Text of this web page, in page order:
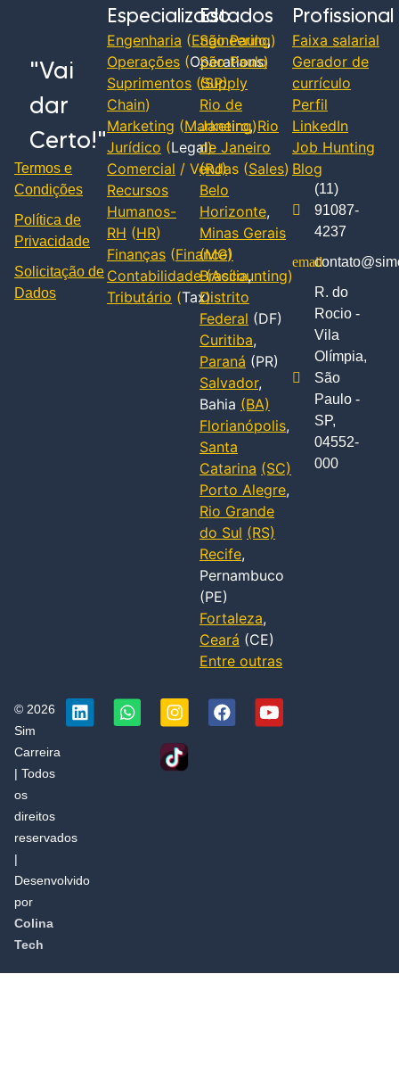
"Vai
dar
Certo!"
Termos e
Condições
Política de
Privacidade
Solicitação de
Dados
Especializado
Engenharia (Engineering)
Operações (Operations)
Suprimentos (Supply
Chain)
Marketing (Marketing)
Jurídico (Legal)
Comercial / Vendas (Sales)
Recursos
Humanos-
RH (HR)
Finanças (Finance)
Contabilidade(Accounting)
Tributário (Tax)
Estados
São Paulo,
São Paulo
(SP)
Rio de
Janeiro,Rio
de Janeiro
(RJ)
Belo
Horizonte,
Minas Gerais
(MG)
Brasília,
Distrito
Federal (DF)
Curitiba,
Paraná (PR)
Salvador,
Bahia (BA)
Florianópolis,
Santa
Catarina (SC)
Porto Alegre,
Rio Grande
do Sul (RS)
Recife,
Pernambuco
(PE)
Fortaleza,
Ceará (CE)
Entre outras
Profissional
Faixa salarial
Gerador de
currículo
Perfil
LinkedIn
Job Hunting
Blog
(11)
91087-
4237
R. do
Rocio -
Vila
Olímpia,
São
Paulo -
SP,
04552-
000
© 2026
Sim
Carreira
| Todos
os
direitos
reservados
|
Desenvolvido
por
Colina
Tech